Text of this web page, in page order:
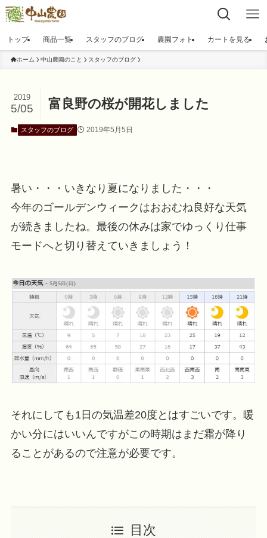
トップ 商品一覧 スタッフのブログ 農園フォト カートを見る
ホーム 中山農園のこと スタッフのブログ
富良野の桜が開花しました
2019
5/05
スタッフのブログ 2019年5月5日
暑い・・・いきなり夏になりました・・・
今年のゴールデンウィークはおおむね良好な天気
が続きましたね。最後の休みは家でゆっくり仕事
モードへと切り替えていきましょう！
それにしても1日の気温差20度とはすごいです。暖
かい分にはいいんですがこの時期はまだ霜が降り
ることがあるので注意が必要です。
目次